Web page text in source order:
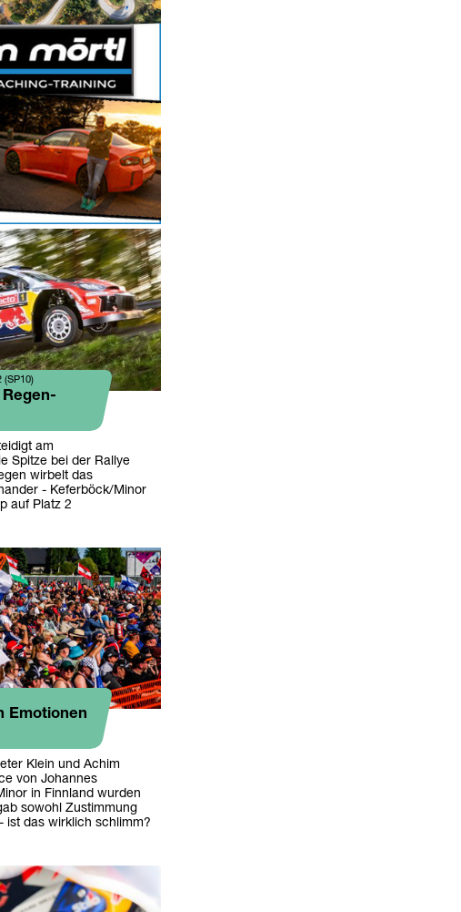
(SP10)
am
Spitze bei der Rallye
wirbelt das
- Keferböck/Minor
auf Platz 2
Emotionen
Klein und Achim
von Johannes
in Finnland wurden
sowohl Zustimmung
ist das wirklich schlimm?